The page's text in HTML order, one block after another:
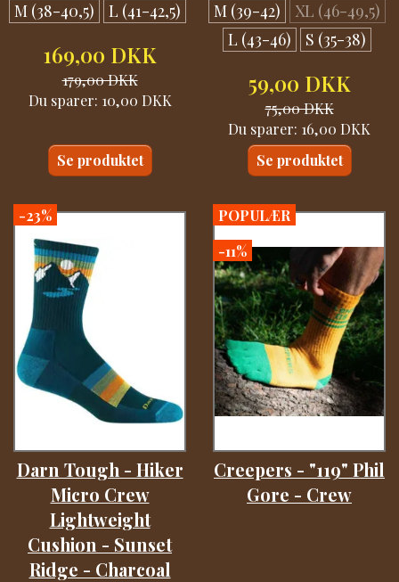
M (38-40,5) L (41-42,5)
169,00 DKK
179,00 DKK
Du sparer: 10,00 DKK
Se produktet
M (39-42)
XL (46-49,5)
L (43-46)
S (35-38)
59,00 DKK
75,00 DKK
Du sparer: 16,00 DKK
Se produktet
-23%
Darn Tough - Hiker
Micro Crew
Lightweight
Cushion - Sunset
Ridge - Charcoal
POPULÆR
-11%
Creepers - "119" Phil
Gore - Crew